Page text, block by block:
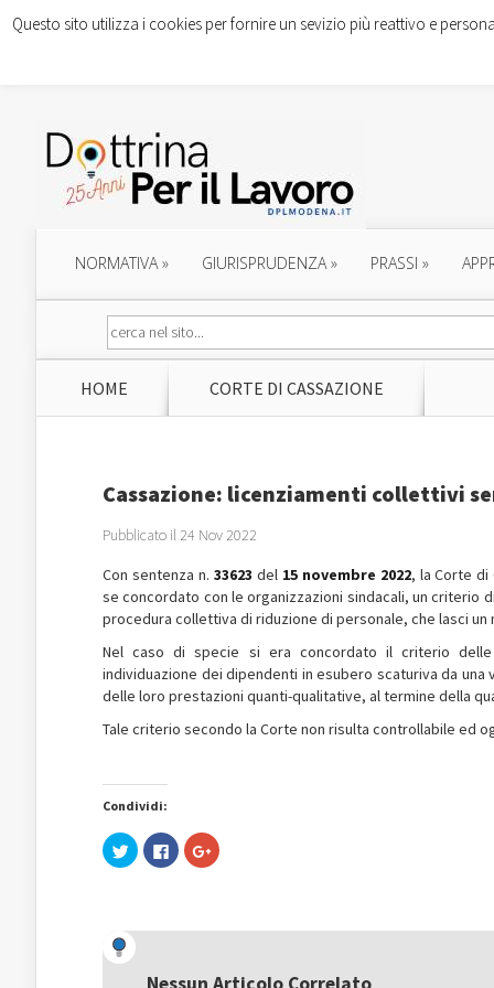
NORMATIVA» GIURISPRUDENZA» PRASSI »
HOME CORTE DI CASSAZIONE
Cassazione: licenziamenti collettivi
Pubblicato il 24 Nov 2022
Con sentenza n. 33623 del 15 novembre 2022, la Corte di
se concordato con le organizzazioni sindacali, un criterio
procedura collettiva di riduzione di personale, che lasci
Nel caso di specie si era concordato il criterio
individuazione dei dipendenti in esubero scaturiva da
delle loro prestazioni quanti-qualitative, al termine della
Tale criterio secondo la Corte non risulta controllabile ed
Condividi:
Fai
clic
(Si
apre
una
Fai
clic
nuova
Fai
clic
una
Questo sito utilizza i cookies per fornire un sevizio più reattivo e